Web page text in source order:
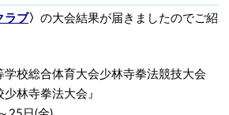
ラブ〉 の大会結果が届きましたのでご紹
学校総合体育大会少林寺拳法競技大会
林寺拳法大会』